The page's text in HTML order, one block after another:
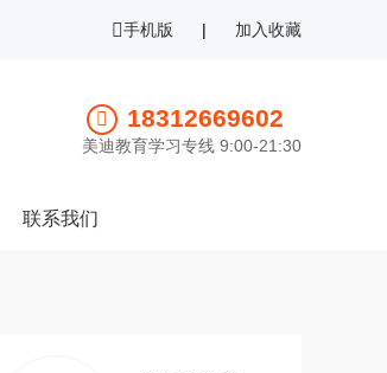
手机版 | 加入收藏
18312669602
美迪教育学习专线 9:00-21:30
联系我们